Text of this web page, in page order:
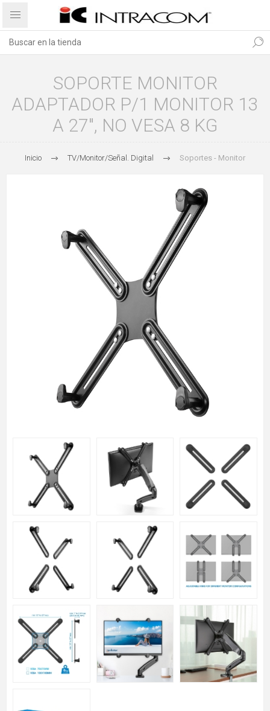
SOPORTE MONITOR
ADAPTADOR P/1 MONITOR 13
A 27", NO VESA 8 KG
Inicio TV/Monitor/Señal. Digital Soportes - Monitor